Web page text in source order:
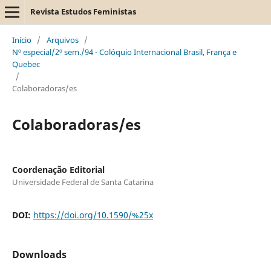
Revista Estudos Feministas
Início / Arquivos /
Nº especial/2º sem./94 - Colóquio Internacional Brasil, França e
Quebec
/
Colaboradoras/es
Colaboradoras/es
Coordenação Editorial
Universidade Federal de Santa Catarina
DOI: https://doi.org/10.1590/%25x
Downloads